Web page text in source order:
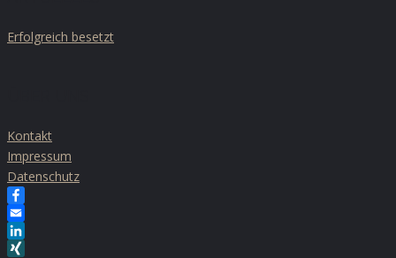
Erfolgreich besetzt
Kontakt
Impressum
Datenschutz
Facebook
Email
LinkedIn